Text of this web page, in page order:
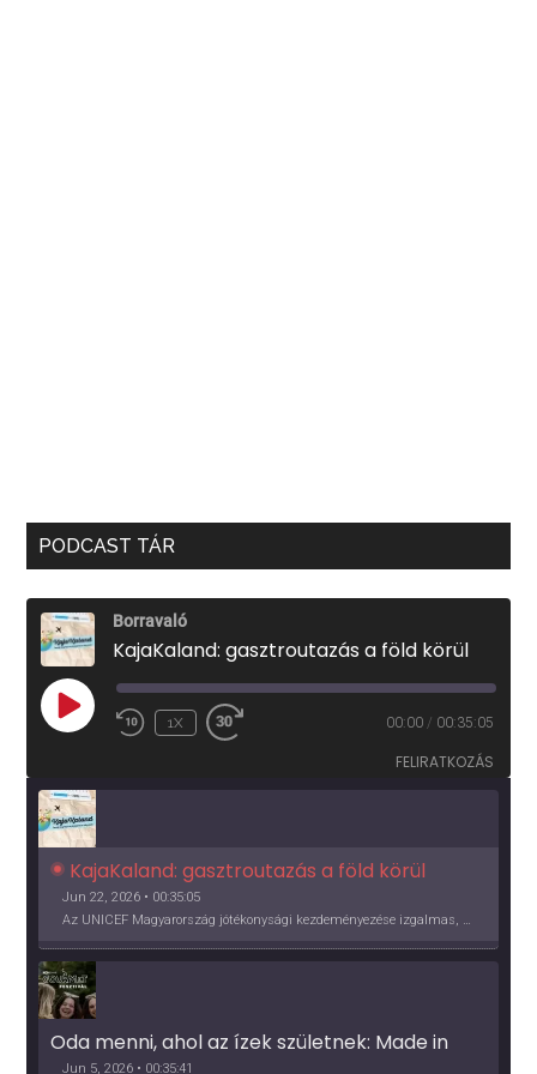
PODCAST TÁR
Borravaló
KajaKaland: gasztroutazás a föld körül
PLAY
EPISODE
1X 00:00 / 00:35:05
FELIRATKOZÁS
KajaKaland: gasztroutazás a föld körül
Jun 22, 2026 • 00:35:05
Az UNICEF Magyarország jótékonysági kezdeményezése izgalmas, egész éves világkörüli ízutazásra hív, igazi családi program és gasztroedukáció, illetve segítség a rászorulóknak is egyben.
Oda menni, ahol az ízek születnek: Made in
Vidék, Gourmet Fesztivál 2026
Jun 5, 2026 • 00:35:41